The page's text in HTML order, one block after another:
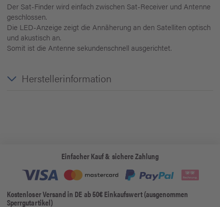
Der Sat-Finder wird einfach zwischen Sat-Receiver und Antenne
geschlossen.
Die LED-Anzeige zeigt die Annäherung an den Satelliten optisch
und akustisch an.
Somit ist die Antenne sekundenschnell ausgerichtet.
Herstellerinformation
Einfacher Kauf & sichere Zahlung
Kostenloser Versand in DE ab 50€ Einkaufswert (ausgenommen
Sperrgutartikel)